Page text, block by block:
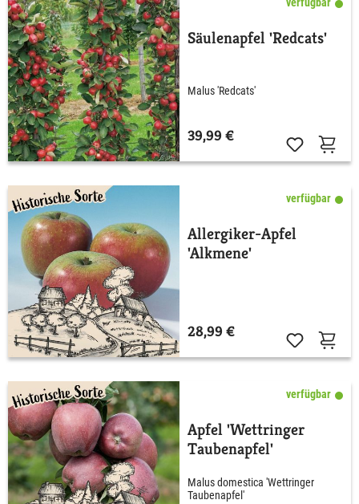
Säulenapfel 'Redcats'
Malus 'Redcats'
39,99 €
verfügbar
Allergiker-Apfel
'Alkmene'
28,99 €
verfügbar
Apfel 'Wettringer
Taubenapfel'
Malus domestica 'Wettringer
Taubenapfel'